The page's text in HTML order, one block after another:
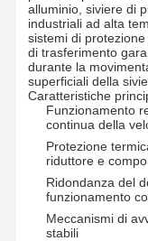
alluminio, siviere di
industriali ad alta
sistemi di
di trasferimento
durante la
superficiali della
Caratteristiche
Funzionamento
continua della
Protezione
riduttore e
Ridondanza del
funzionamento
Meccanismi di
stabili